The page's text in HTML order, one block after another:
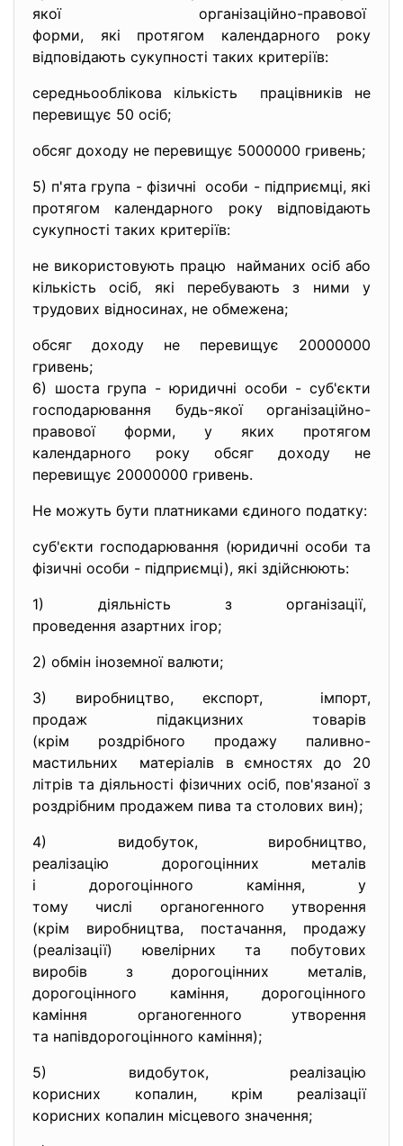
якої організаційно-правової
форми, які протягом календарного року
відповідають сукупності таких критеріїв:
середньооблікова кількість працівників не
перевищує 50 осіб;
обсяг доходу не перевищує 5000000 гривень;
5) п'ята група - фізичні особи - підприємці, які
протягом календарного року відповідають
сукупності таких критеріїв:
не використовують працю найманих осіб або
кількість осіб, які перебувають з ними у
трудових відносинах, не обмежена;
обсяг доходу не перевищує 20000000
гривень;
6) шоста група - юридичні особи - суб'єкти
господарювання будь-якої організаційно-
правової форми, у яких протягом
календарного року обсяг доходу не
перевищує 20000000 гривень.
Не можуть бути платниками єдиного податку:
суб'єкти господарювання (юридичні особи та
фізичні особи - підприємці), які здійснюють:
1) діяльність з організації,
проведення азартних ігор;
2) обмін іноземної валюти;
3) виробництво, експорт, імпорт,
продаж підакцизних товарів
(крім роздрібного продажу паливно-
мастильних матеріалів в ємностях до 20
літрів та діяльності фізичних осіб, пов'язаної з
роздрібним продажем пива та столових вин);
4) видобуток, виробництво,
реалізацію дорогоцінних металів
і дорогоцінного каміння, у
тому числі органогенного утворення
(крім виробництва, постачання, продажу
(реалізації) ювелірних та побутових
виробів з дорогоцінних металів,
дорогоцінного каміння, дорогоцінного
каміння органогенного утворення
та напівдорогоцінного каміння);
5) видобуток, реалізацію
корисних копалин, крім реалізації
корисних копалин місцевого значення;